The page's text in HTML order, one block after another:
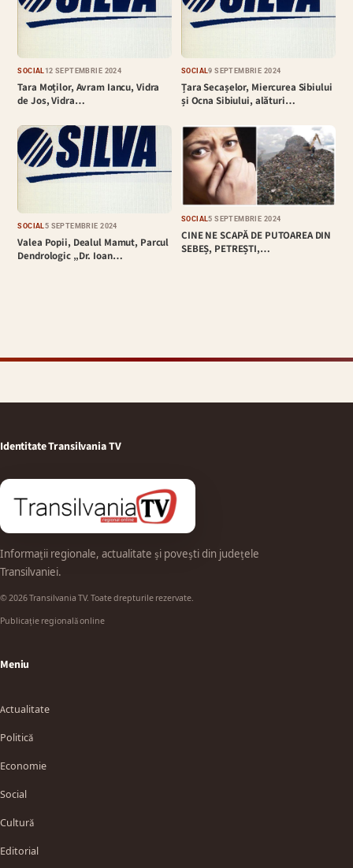
SOCIAL12 SEPTEMBRIE 2024
Tara Moților, Avram Iancu, Vidra
de Jos, Vidra…
SOCIAL9 SEPTEMBRIE 2024
Țara Secașelor, Miercurea Sibiului
și Ocna Sibiului, alături…
SOCIAL5 SEPTEMBRIE 2024
Valea Popii, Dealul Mamut, Parcul
Dendrologic „Dr. Ioan…
SOCIAL5 SEPTEMBRIE 2024
CINE NE SCAPĂ DE PUTOAREA DIN
SEBEȘ, PETREȘTI,…
Identitate Transilvania TV
Informații regionale, actualitate și povești din județele
Transilvaniei.
© 2026 Transilvania TV. Toate drepturile rezervate.
Publicație regională online
Meniu
Actualitate
Politică
Economie
Social
Cultură
Editorial